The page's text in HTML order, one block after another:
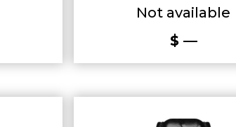
Not available
$ —